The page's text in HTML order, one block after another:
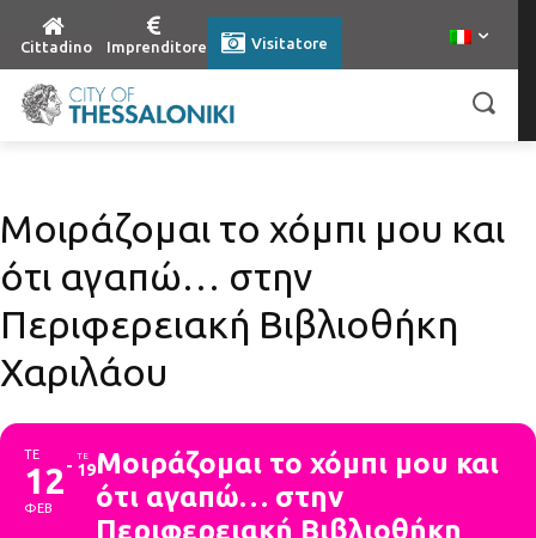
Cittadino Imprenditore Visitatore
Μοιράζομαι το χόμπι μου και
ότι αγαπώ… στην
Περιφερειακή Βιβλιοθήκη
Χαριλάου
ΤΕ
12
ΦΕΒ
ΤΕ
19Μοιράζομαι το χόμπι μου και
ότι αγαπώ… στην
Περιφερειακή Βιβλιοθήκη